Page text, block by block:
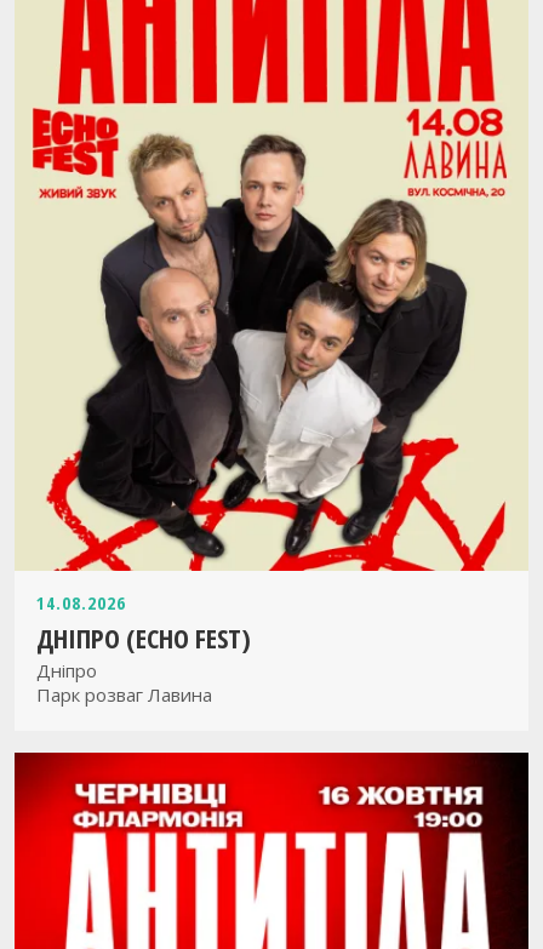
14.08.2026
ДНІПРО (ECHO FEST)
Дніпро
Парк розваг Лавина